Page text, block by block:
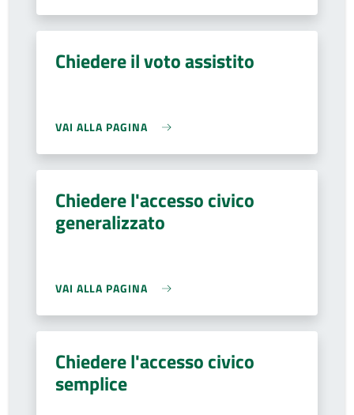
Chiedere il voto assistito
VAI ALLA PAGINA
Chiedere l'accesso civico
generalizzato
VAI ALLA PAGINA
Chiedere l'accesso civico
semplice